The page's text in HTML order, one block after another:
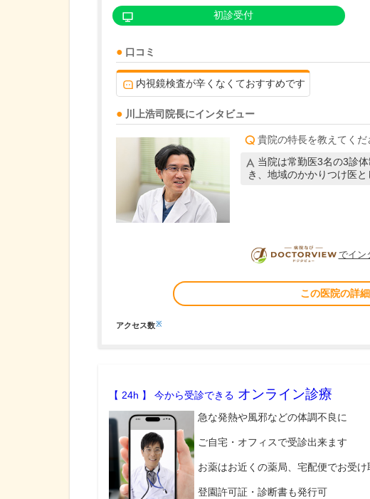
初診受付
口コミ
内視鏡検査が辛くなくておすすめです
川上浩司 院長にインタビュー
貴院の特長を教えてくだ
当院は常勤医3名の3診
き、地域のかかりつけ医
でイン
この医院の詳
アクセス数※
【 24h 】 今から受診できる オンライン診療
急な発熱や風邪などの体調不良に
ご自宅・オフィスで受診出来ます
お薬はお近くの薬局、宅配便でお受け
登園許可証・診断書も発行可